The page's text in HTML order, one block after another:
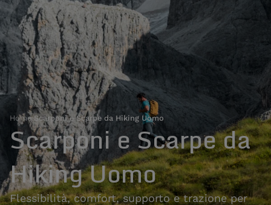
Home›Scarponi e Scarpe da Hiking Uomo
Scarponi e Scarpe da
Hiking Uomo
Flessibilità, comfort, supporto e trazione per